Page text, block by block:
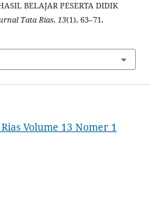
BELAJAR PESERTA DIDIK
Tata Rias, 13(1), 63–71.
Volume 13 Nomer 1